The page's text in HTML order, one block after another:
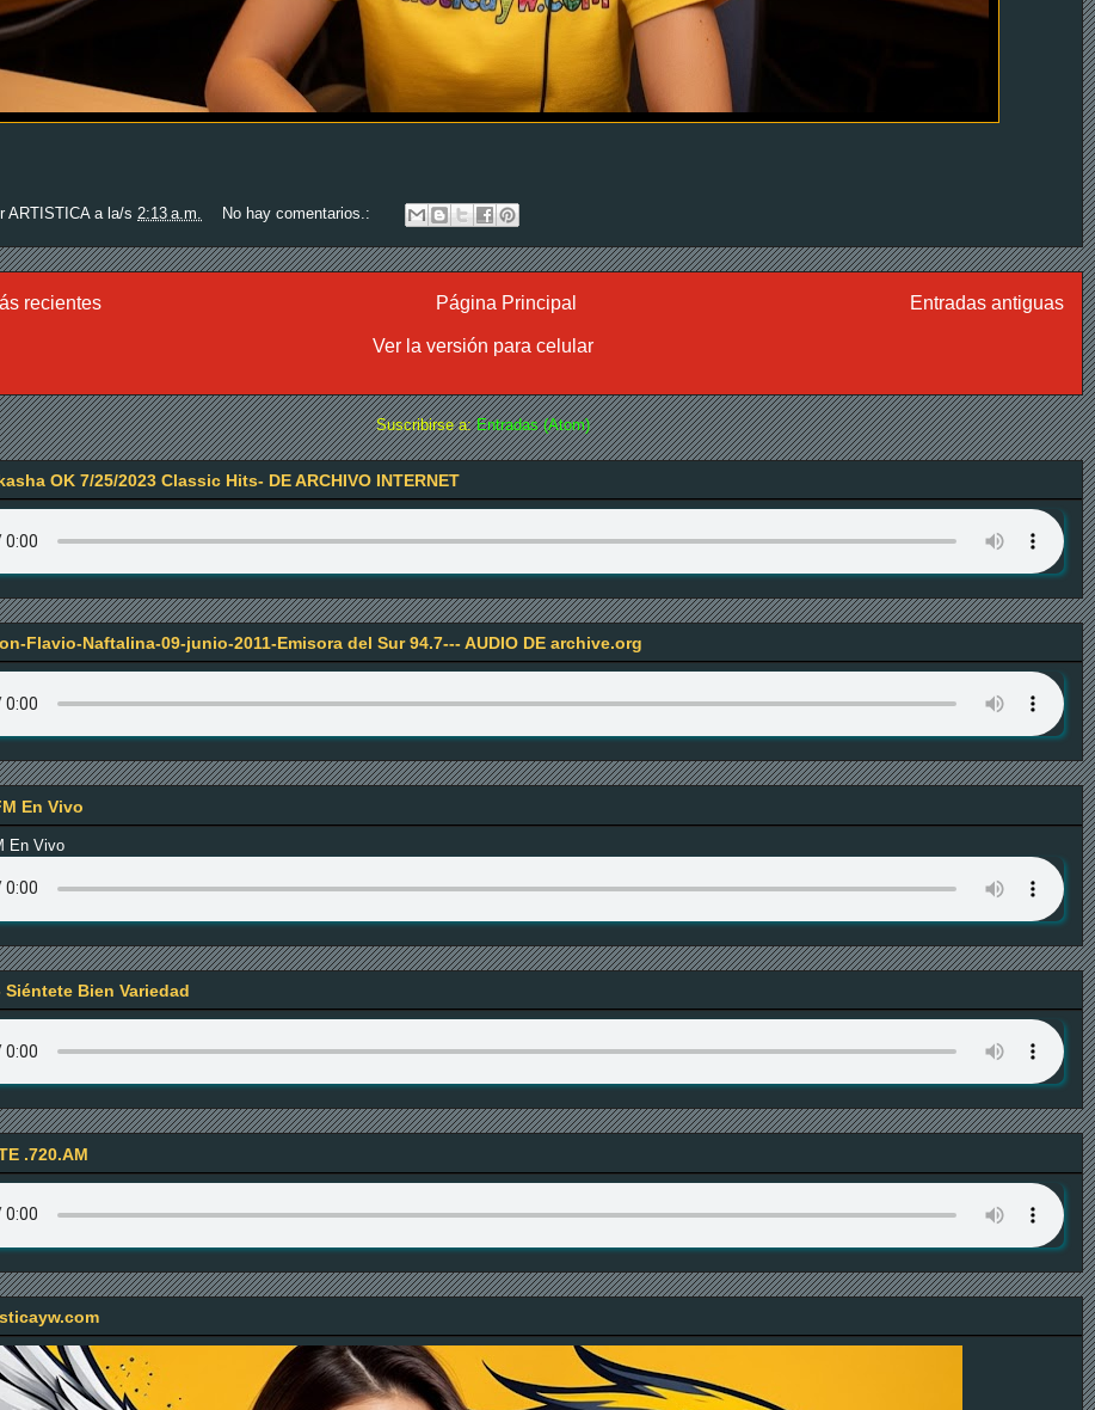
ARTISTICA a la/s 2:13 a.m. No hay comentarios.:
recientes Entradas antiguas
Página Principal
Ver la versión para celular
Suscribirse a:Entradas (Atom)
OK 7/25/2023 Classic Hits- DE ARCHIVO INTERNET
Flavio-Naftalina-09-junio-2011-Emisora del Sur 94.7--- AUDIO DE archive.org
En Vivo
En Vivo
Siéntete Bien Variedad
.720.AM